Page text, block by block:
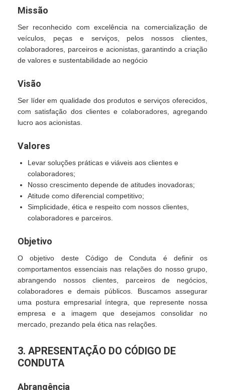
Missão
Ser reconhecido com excelência na comercialização de
veículos, peças e serviços, pelos nossos clientes,
colaboradores, parceiros e acionistas, garantindo a criação
de valores e sustentabilidade ao negócio
Visão
Ser líder em qualidade dos produtos e serviços oferecidos,
com satisfação dos clientes e colaboradores, agregando
lucro aos acionistas.
Valores
Levar soluções práticas e viáveis aos clientes e
colaboradores;
Nosso crescimento depende de atitudes inovadoras;
Atitude como diferencial competitivo;
Simplicidade, ética e respeito com nossos clientes,
colaboradores e parceiros.
Objetivo
O objetivo deste Código de Conduta é definir os
comportamentos essenciais nas relações do nosso grupo,
abrangendo nossos clientes, parceiros de negócios,
colaboradores e demais públicos. Buscamos assegurar
uma postura empresarial íntegra, que represente nossa
empresa e a imagem que desejamos consolidar no
mercado, prezando pela ética nas relações.
3. APRESENTAÇÃO DO CÓDIGO DE
CONDUTA
Abrangência